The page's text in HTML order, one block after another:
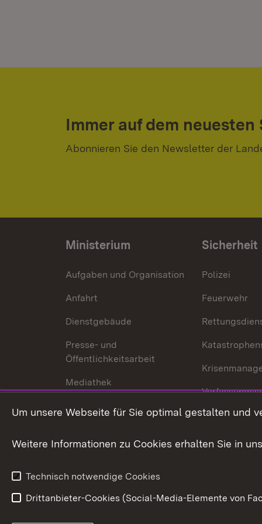
Immer auf dem neuesten
Abonnieren Sie den Newsletter der
Ministerium
Aufgaben und Organisation
Anfahrt
Dienstgebäude
Presse- und
Öffentlichkeitsarbeit
Mediathek
Publikationen
Sicherheit
Polizei
Feuerwehr
Datenschutz
Um unsere Webseite für Sie optimal gestalten und
Weitere Informationen zu Cookies erhalten Sie in
Technisch notwendige Cookies
Drittanbieter-Cookies (Social-Media-Elemente von